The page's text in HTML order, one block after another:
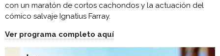
con un maratón de cortos cachondos y la actuación del
cómico salvaje Ignatius Farray.
Ver programa completo aquí